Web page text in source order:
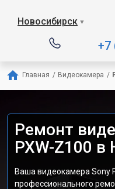
Новосибирск ▼
+7
Главная / Видеокамера /
Ремонт
PXW-Z100 в
Ваша видеокамера Sony
профессионального